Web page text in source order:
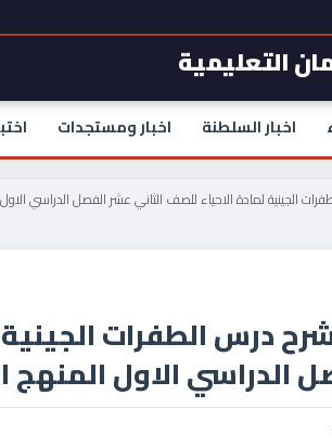
التعليمية
اخبار السلطنة اخبار ومستجدات
الجينية لمادة الاحياء للصف الثاني عشر الفصل الدراسي
درس الطفرات الجينية
الدراسي الاول المنهج